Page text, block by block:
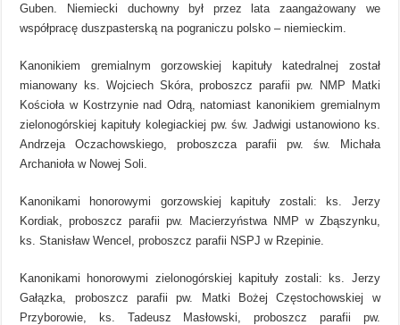
Guben. Niemiecki duchowny był przez lata zaangażowany we
współpracę duszpasterską na pograniczu polsko – niemieckim.
Kanonikiem gremialnym gorzowskiej kapituły katedralnej został
mianowany ks. Wojciech Skóra, proboszcz parafii pw. NMP Matki
Kościoła w Kostrzynie nad Odrą, natomiast kanonikiem gremialnym
zielonogórskiej kapituły kolegiackiej pw. św. Jadwigi ustanowiono ks.
Andrzeja Oczachowskiego, proboszcza parafii pw. św. Michała
Archanioła w Nowej Soli.
Kanonikami honorowymi gorzowskiej kapituły zostali: ks. Jerzy
Kordiak, proboszcz parafii pw. Macierzyństwa NMP w Zbąszynku,
ks. Stanisław Wencel, proboszcz parafii NSPJ w Rzepinie.
Kanonikami honorowymi zielonogórskiej kapituły zostali: ks. Jerzy
Gałązka, proboszcz parafii pw. Matki Bożej Częstochowskiej w
Przyborowie, ks. Tadeusz Masłowski, proboszcz parafii pw.